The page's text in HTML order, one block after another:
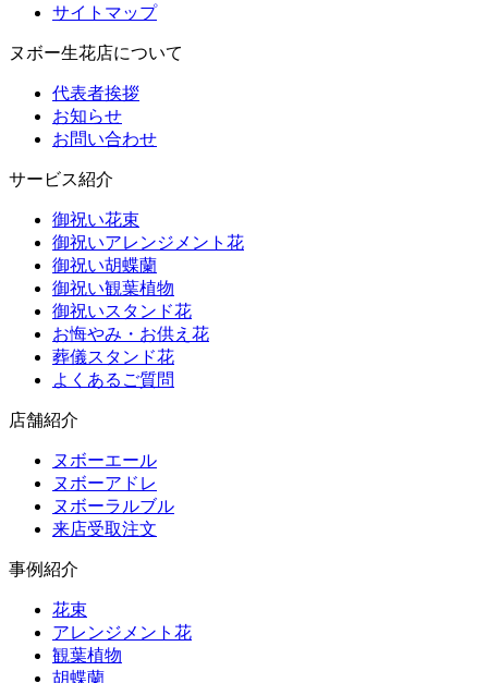
サイトマップ
ヌボー生花店について
代表者挨拶
お知らせ
お問い合わせ
サービス紹介
御祝い花束
御祝いアレンジメント花
御祝い胡蝶蘭
御祝い観葉植物
御祝いスタンド花
お悔やみ・お供え花
葬儀スタンド花
よくあるご質問
店舗紹介
ヌボーエール
ヌボーアドレ
ヌボーラルブル
来店受取注文
事例紹介
花束
アレンジメント花
観葉植物
胡蝶蘭